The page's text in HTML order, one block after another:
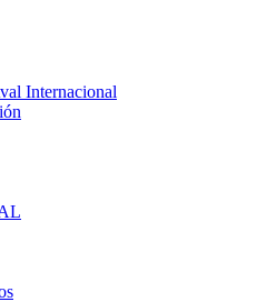
Internacional